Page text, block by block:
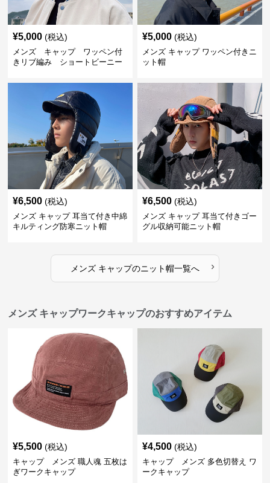
¥5,000 (税込)
メンズ キャップ ワッペン付
きリブ編み ショートビーニー
¥5,000 (税込)
メンズ キャップ ワッペン付きニ
ット帽
¥6,500 (税込)
メンズ キャップ 耳当て付き中綿
キルティング防寒ニット帽
¥6,500 (税込)
メンズ キャップ 耳当て付きゴー
グル収納可能ニット帽
メンズ キャップのニット帽一覧へ ›
メンズ キャップワークキャップのおすすめアイテム
¥5,500 (税込)
キャップ メンズ 職人魂 五枚は
ぎワークキャップ
¥4,500 (税込)
キャップ メンズ 多色切替え ワ
ークキャップ